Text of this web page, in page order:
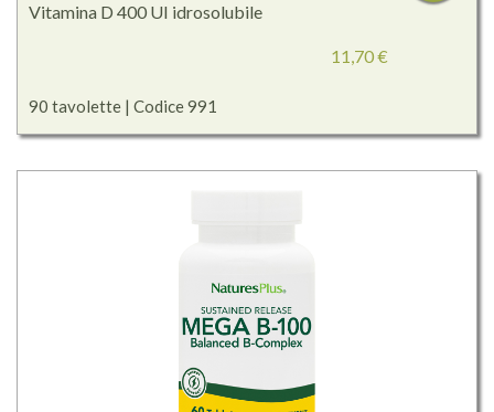
Vitamina D 400 UI idrosolubile
90 tavolette | Codice 991
11,70 €